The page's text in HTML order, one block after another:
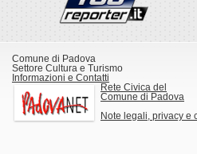
Comune di Padova
Settore Cultura e Turismo
Informazioni e Contatti
Rete Civica del
Comune di Padova
Note legali, privacy e